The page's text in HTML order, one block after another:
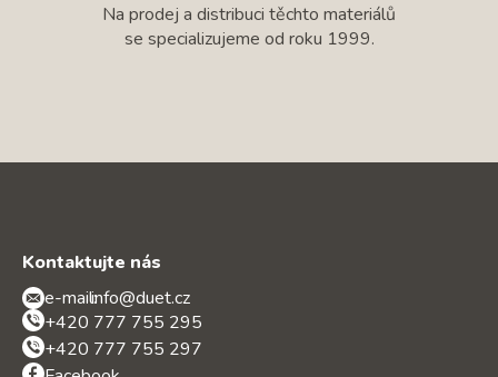
Na prodej a distribuci těchto materiálů
se specializujeme od roku 1999.
Kontaktujte nás
e-mail:info@duet.cz
+420 777 755 295
+420 777 755 297